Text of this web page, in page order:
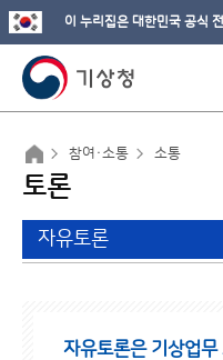
이 누리집은 대한민국 공식
참여·소통 소통
토론
자유토론
자유토론은 기상업